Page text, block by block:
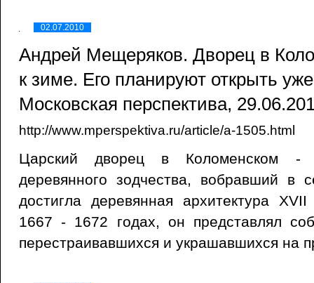
02.07.2010
Андрей Мещеряков. Дворец в
к зиме. Его планируют открыть
Московская перспектива,
http://www.mperspektiva.ru/article/a-1505.html
Царский дворец в Коломенском -
деревянного зодчества, вобравший в
достигла деревянная архитектура
1667 - 1672 годах, он представлял
перестраивавшихся и украшавшихся на